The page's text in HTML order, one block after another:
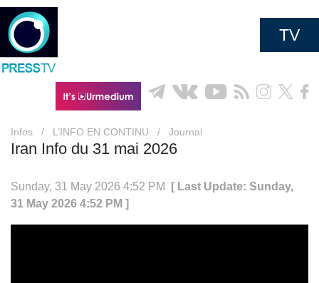
TV
Infos / L’INFO EN CONTINU / Journal
Iran Info du 31 mai 2026
Sunday, 31 May 2026 4:52 PM
[ Last Update: Sunday,
31 May 2026 4:52 PM ]